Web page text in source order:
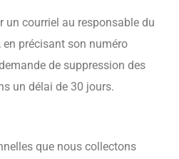
un courriel au responsable du
précisant son numéro
de suppression des
un délai de 30 jours.
que nous collectons